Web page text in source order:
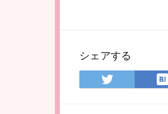
シェアする
Twitterは